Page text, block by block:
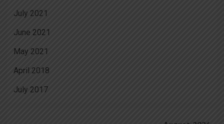
July 2021
June 2021
May 2021
April 2018
July 2017